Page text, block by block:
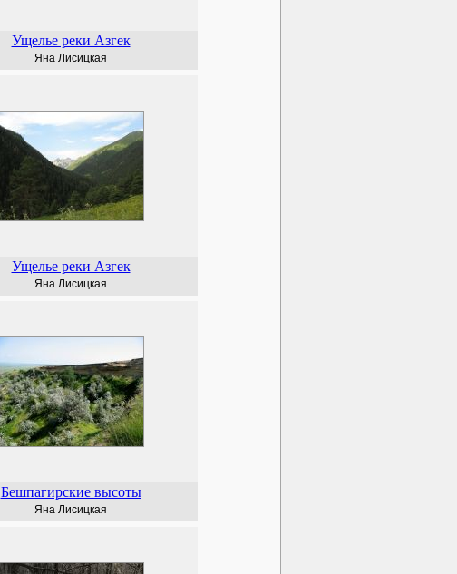
Ущелье реки Азгек
Яна Лисицкая
Ущелье реки Азгек
Яна Лисицкая
Бешпагирские высоты
Яна Лисицкая